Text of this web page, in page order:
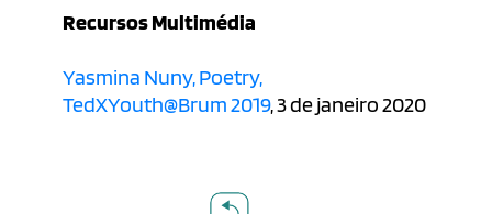
Recursos Multimédia
Yasmina Nuny, Poetry,
TedXYouth@Brum 2019, 3 de janeiro 2020